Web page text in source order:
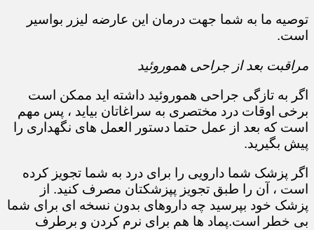
توصیه ما به شما جهت درمان این عارضه لیزر بواسیر
است.
مراقبت بعد از جراحی هموروئید
اگر به تازگی جراحی هموروئید داشته اید ممکن است
برخی اوقات درد مختصری به سراغاتان بیاید ، پس مهم
است که بعد از عمل حتما دستور العمل های نگهداری را
پیش بگیرید.
اگر پزشک شما دارویی را برای درد به شما تجویز کرده
است ، آن را طبق تجویز پپزشکتان مصرف کنید. از
پزشک خود بپرسید چه داروهای بدون نسخه ای برای شما
بی خطر است.پماد ها هم برای نرم کردن و برطرف